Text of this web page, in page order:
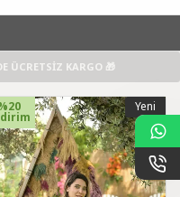
ÜCRETSİZ KARGO 🎁
Yeni